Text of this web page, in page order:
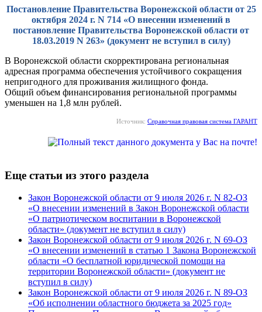
Постановление Правительства Воронежской области от 25
октября 2024 г. N 714 «О внесении изменений в
постановление Правительства Воронежской области от
18.03.2019 N 263» (документ не вступил в силу)
В Воронежской области скорректирована региональная
адресная программа обеспечения устойчивого сокращения
непригодного для проживания жилищного фонда.
Общий объем финансирования региональной программы
уменьшен на 1,8 млн рублей.
Источник: Справочная правовая система ГАРАНТ
Еще статьи из этого раздела
Закон Воронежской области от 9 июля 2026 г. N 82-ОЗ
«О внесении изменений в Закон Воронежской области
«О патриотическом воспитании в Воронежской
области» (документ не вступил в силу)
Закон Воронежской области от 9 июля 2026 г. N 69-ОЗ
«О внесении изменений в статью 1 Закона Воронежской
области «О бесплатной юридической помощи на
территории Воронежской области» (документ не
вступил в силу)
Закон Воронежской области от 9 июля 2026 г. N 89-ОЗ
«Об исполнении областного бюджета за 2025 год»